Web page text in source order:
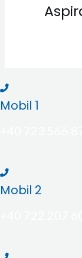
Mobil 1
Mobil 2